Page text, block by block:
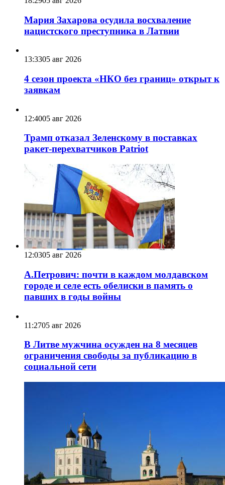
Мария Захарова осудила восхваление
нацистского преступника в Латвии
13:3305 авг 2026
4 сезон проекта «НКО без границ» открыт к
заявкам
12:4005 авг 2026
Трамп отказал Зеленскому в поставках
ракет-перехватчиков Patriot
12:0305 авг 2026
А.Петрович: почти в каждом молдавском
городе и селе есть обелиски в память о
павших в годы войны
11:2705 авг 2026
В Литве мужчина осужден на 8 месяцев
ограничения свободы за публикацию в
социальной сети